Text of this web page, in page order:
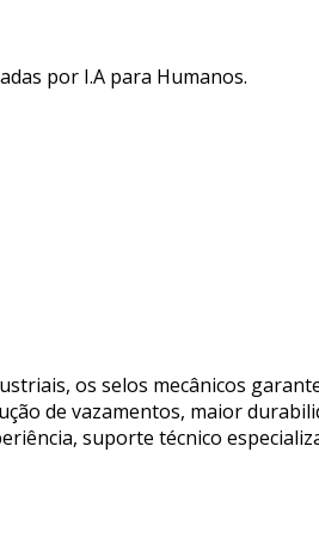
por I.A para Humanos.
os selos mecânicos
de vazamentos, maior
suporte técnico